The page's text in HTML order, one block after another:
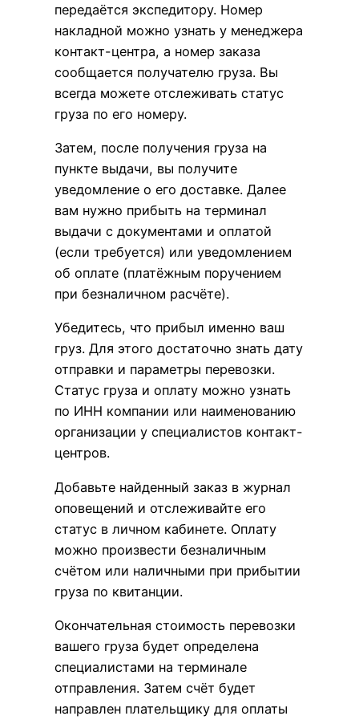
передаётся экспедитору. Номер
накладной можно узнать у менеджера
контакт-центра, а номер заказа
сообщается получателю груза. Вы
всегда можете отслеживать статус
груза по его номеру.
Затем, после получения груза на
пункте выдачи, вы получите
уведомление о его доставке. Далее
вам нужно прибыть на терминал
выдачи с документами и оплатой
(если требуется) или уведомлением
об оплате (платёжным поручением
при безналичном расчёте).
Убедитесь, что прибыл именно ваш
груз. Для этого достаточно знать дату
отправки и параметры перевозки.
Статус груза и оплату можно узнать
по ИНН компании или наименованию
организации у специалистов контакт-
центров.
Добавьте найденный заказ в журнал
оповещений и отслеживайте его
статус в личном кабинете. Оплату
можно произвести безналичным
счётом или наличными при прибытии
груза по квитанции.
Окончательная стоимость перевозки
вашего груза будет определена
специалистами на терминале
отправления. Затем счёт будет
направлен плательщику для оплаты